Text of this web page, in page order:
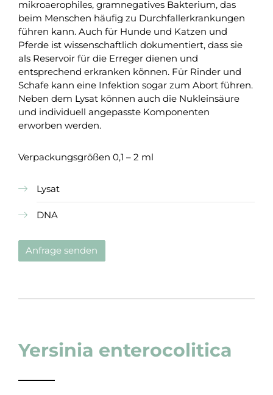
mikroaerophiles, gramnegatives Bakterium, das
beim Menschen häufig zu Durchfallerkrankungen
führen kann. Auch für Hunde und Katzen und
Pferde ist wissenschaftlich dokumentiert, dass sie
als Reservoir für die Erreger dienen und
entsprechend erkranken können. Für Rinder und
Schafe kann eine Infektion sogar zum Abort führen.
Neben dem Lysat können auch die Nukleinsäure
und individuell angepasste Komponenten
erworben werden.
Verpackungsgrößen 0,1 – 2 ml
Lysat
DNA
Anfrage senden
Yersinia enterocolitica